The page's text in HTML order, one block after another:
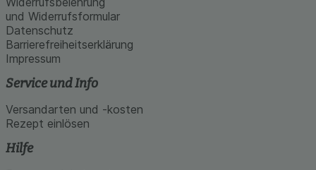
und Widerrufsformular
Datenschutz
Barrierefreiheitserklärung
Impressum
Service und Info
Versandarten und -kosten
Rezept einlösen
Hilfe